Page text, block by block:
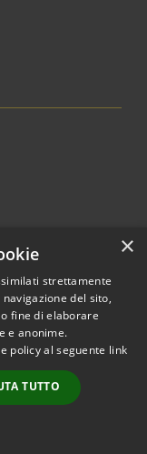
© 2026 • Comune di
• Powered by
•
Accesso
redazione
×
strettamente
del sito,
fine di elaborare
e anonime.
policy al seguente link
TUTTO